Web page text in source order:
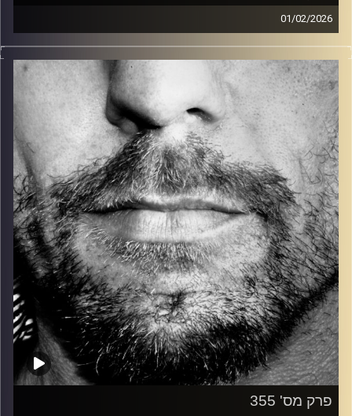
01/02/2026
זיפים, מוזיקה מחוספסת של הופעות חיות. הרבה ג'אם, רוק,
בלוז, bluegrass, ג'אז, Fאנק, פרוגרסיב ואפילו אלקטרוניקה.
כל מה שחי, אמיתי ונושם.
עם שמוליק רגב.
קרדיט תמונות: David Goehring
פרק מס' 355